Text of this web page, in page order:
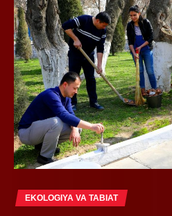
EKOLOGIYA VA TABIAT